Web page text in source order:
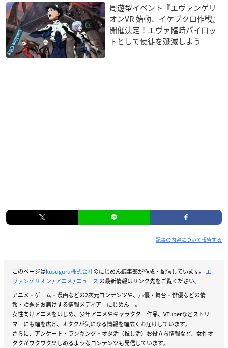
周遊型イベント『エヴァンゲリ
オンVR 始動、イケブクロ作戦』
開催決定！エヴァ臨時パイロッ
トとして使徒を殲滅しよう
記事の内容について報告する
このページはkusuguru株式会社のにじめん編集部が作成・配信しています。 エ
ヴァンゲリオン/アニメ/ニュース の最新情報はリンク先をご覧ください。
アニメ・ゲーム・漫画などの2次元コンテンツや、声優・舞台・俳優などの情
報・話題をお届けする情報メディア「にじめん」。
女性向けアニメをはじめ、少年アニメやキャラクター作品、VTuberなどストリー
マーにも幅を広げ、オタクが気になる情報を幅広くお届けしています。
さらに、アンケート・ランキング・オタ活（推し活）お役立ち情報など、女性オ
タクがワクワク楽しめるようなコンテンツも発信しています。